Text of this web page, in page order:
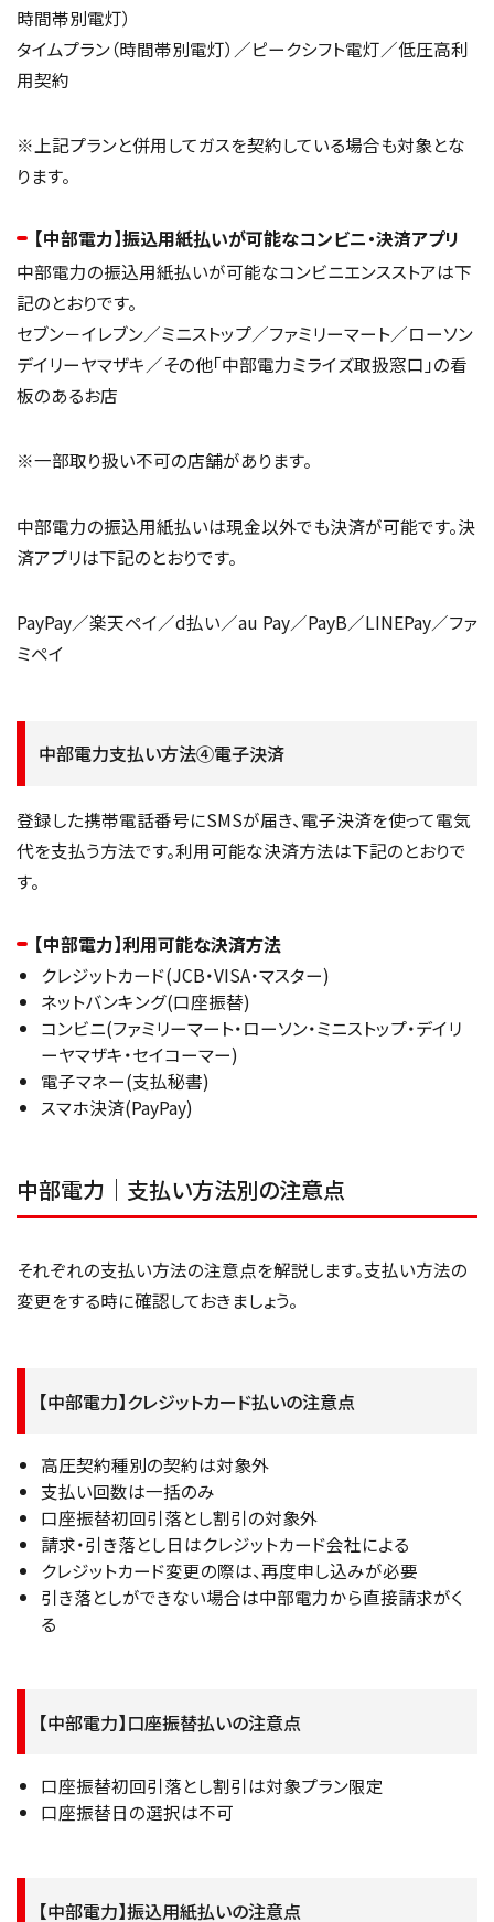
時間帯別電灯）
タイムプラン（時間帯別電灯）／ピークシフト電灯／低圧高利
用契約
※上記プランと併用してガスを契約している場合も対象とな
ります。
【中部電力】振込用紙払いが可能なコンビニ・決済アプリ
中部電力の振込用紙払いが可能なコンビニエンスストアは下
記のとおりです。
セブン－イレブン／ミニストップ／ファミリーマート／ローソン
デイリーヤマザキ／その他「中部電力ミライズ取扱窓口」の看
板のあるお店
※一部取り扱い不可の店舗があります。
中部電力の振込用紙払いは現金以外でも決済が可能です。決
済アプリは下記のとおりです。
PayPay／楽天ペイ／d払い／au Pay／PayB／LINEPay／ファ
ミペイ
中部電力支払い方法④電子決済
登録した携帯電話番号にSMSが届き、電子決済を使って電気
代を支払う方法です。利用可能な決済方法は下記のとおりで
す。
【中部電力】利用可能な決済方法
クレジットカード(JCB・VISA・マスター)
ネットバンキング(口座振替)
コンビニ(ファミリーマート・ローソン・ミニストップ・デイリ
ーヤマザキ・セイコーマー)
電子マネー(支払秘書)
スマホ決済(PayPay)
中部電力｜支払い方法別の注意点
それぞれの支払い方法の注意点を解説します。支払い方法の
変更をする時に確認しておきましょう。
【中部電力】クレジットカード払いの注意点
高圧契約種別の契約は対象外
支払い回数は一括のみ
口座振替初回引落とし割引の対象外
請求・引き落とし日はクレジットカード会社による
クレジットカード変更の際は、再度申し込みが必要
引き落としができない場合は中部電力から直接請求がく
る
【中部電力】口座振替払いの注意点
口座振替初回引落とし割引は対象プラン限定
口座振替日の選択は不可
【中部電力】振込用紙払いの注意点